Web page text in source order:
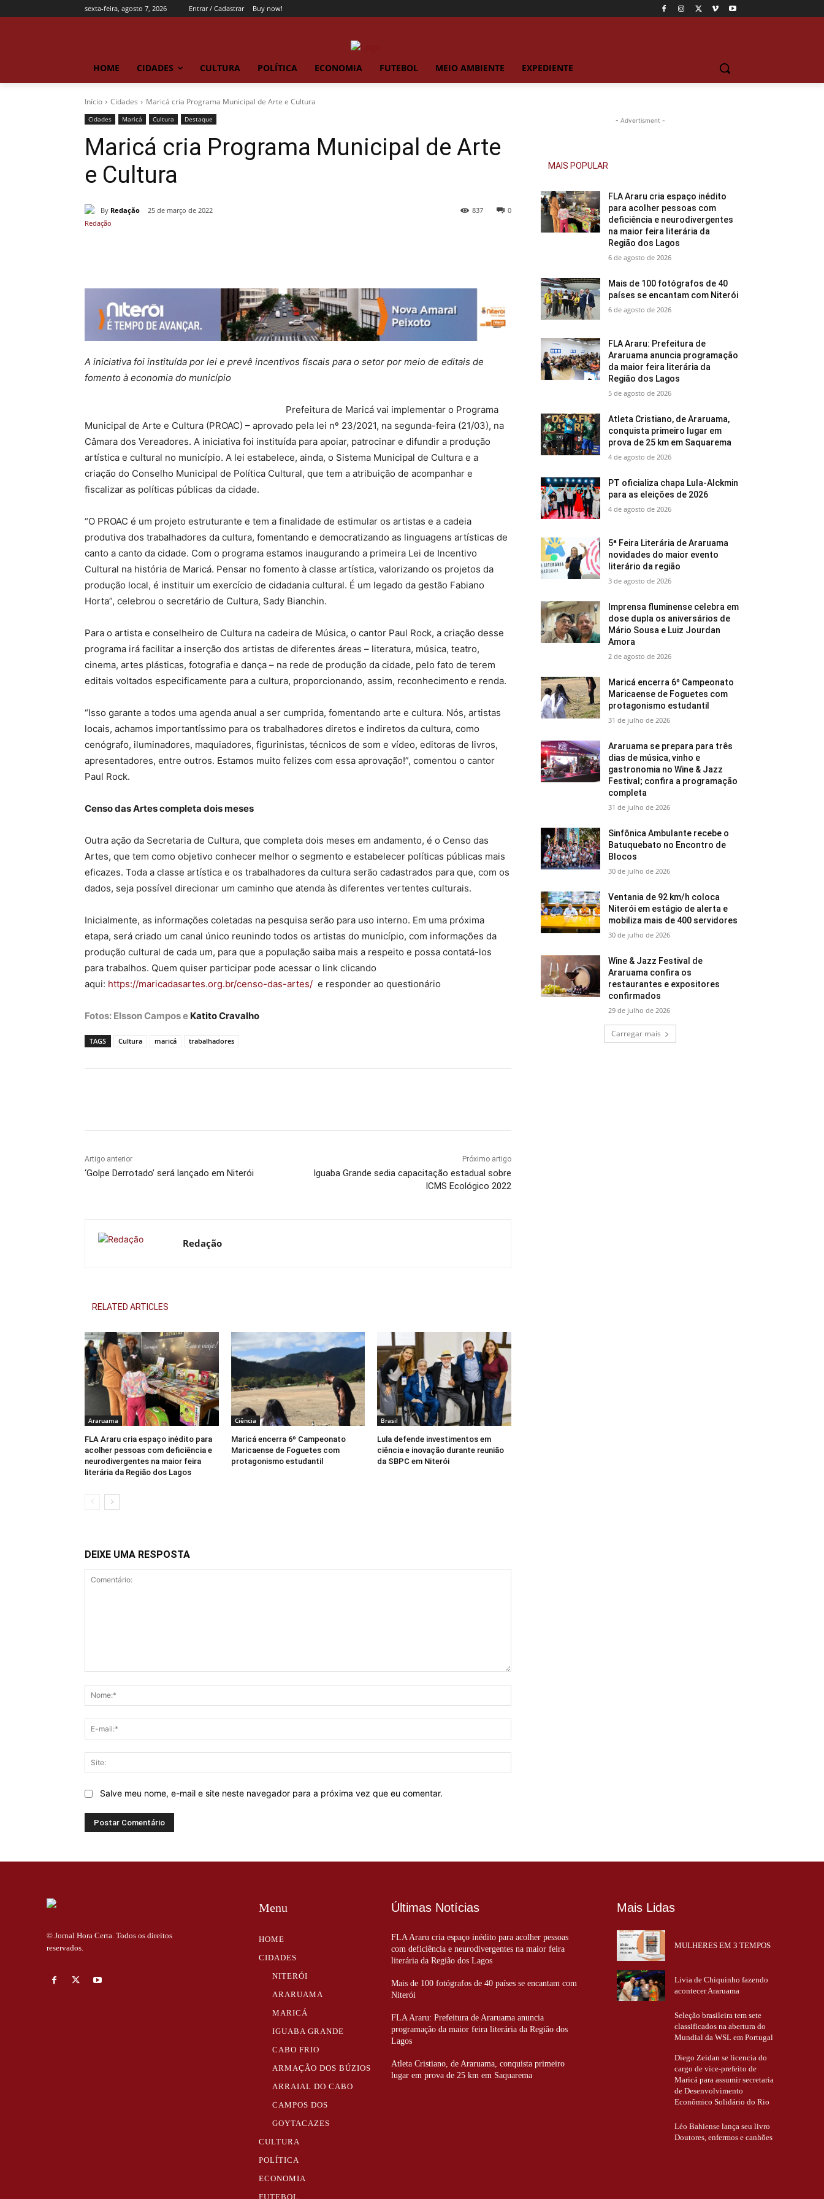
sexta-feira, agosto 7, 2026 Entrar / Cadastrar Buy now!
HOME CIDADES CULTURA POLÍTICA ECONOMIA FUTEBOL MEIO AMBIENTE EXPEDIENTE
Início Cidades Maricá cria Programa Municipal de Arte e Cultura
Cidades Maricá Cultura Destaque
Maricá cria Programa Municipal de Arte
e Cultura
By Redação 25 de março de 2022 0
837
A iniciativa foi instituída por lei e prevê incentivos fiscais para o setor por meio de editais de
fomento à economia do município
Prefeitura de Maricá vai implementar o Programa
Municipal de Arte e Cultura (PROAC) – aprovado pela lei nº 23/2021, na segunda-feira (21/03), na
Câmara dos Vereadores. A iniciativa foi instituída para apoiar, patrocinar e difundir a produção
artística e cultural no município. A lei estabelece, ainda, o Sistema Municipal de Cultura e a
criação do Conselho Municipal de Política Cultural, que tem a atribuição de acompanhar e
fiscalizar as políticas públicas da cidade.
“O PROAC é um projeto estruturante e tem a finalidade de estimular os artistas e a cadeia
produtiva dos trabalhadores da cultura, fomentando e democratizando as linguagens artísticas de
canto a canto da cidade. Com o programa estamos inaugurando a primeira Lei de Incentivo
Cultural na história de Maricá. Pensar no fomento à classe artística, valorizando os projetos da
produção local, é instituir um exercício de cidadania cultural. É um legado da gestão Fabiano
Horta”, celebrou o secretário de Cultura, Sady Bianchin.
Para o artista e conselheiro de Cultura na cadeira de Música, o cantor Paul Rock, a criação desse
programa irá facilitar a inserção dos artistas de diferentes áreas – literatura, música, teatro,
cinema, artes plásticas, fotografia e dança – na rede de produção da cidade, pelo fato de terem
editais voltados especificamente para a cultura, proporcionando, assim, reconhecimento e renda.
“Isso garante a todos uma agenda anual a ser cumprida, fomentando arte e cultura. Nós, artistas
locais, achamos importantíssimo para os trabalhadores diretos e indiretos da cultura, como
cenógrafo, iluminadores, maquiadores, figurinistas, técnicos de som e vídeo, editoras de livros,
apresentadores, entre outros. Estamos muito felizes com essa aprovação!”, comentou o cantor
Paul Rock.
Censo das Artes completa dois meses
Outra ação da Secretaria de Cultura, que completa dois meses em andamento, é o Censo das
Artes, que tem como objetivo conhecer melhor o segmento e estabelecer políticas públicas mais
eficazes. Toda a classe artística e os trabalhadores da cultura serão cadastrados para que, com os
dados, seja possível direcionar um caminho que atenda às diferentes vertentes culturais.
Inicialmente, as informações coletadas na pesquisa serão para uso interno. Em uma próxima
etapa, será criado um canal único reunindo todos os artistas do município, com informações da
produção cultural de cada um, para que a população saiba mais a respeito e possa contatá-los
para trabalhos. Quem quiser participar pode acessar o link clicando
aqui: https://maricadasartes.org.br/censo-das-artes/ e responder ao questionário
Fotos: Elsson Campos e Katito Cravalho
TAGS Cultura maricá trabalhadores
Artigo anterior
‘Golpe Derrotado’ será lançado em Niterói
Próximo artigo
Iguaba Grande sedia capacitação estadual sobre
ICMS Ecológico 2022
Redação
RELATED ARTICLES
Araruama
FLA Araru cria espaço inédito para
acolher pessoas com deficiência e
neurodivergentes na maior feira
literária da Região dos Lagos
Ciência
Maricá encerra 6º Campeonato
Maricaense de Foguetes com
protagonismo estudantil
Brasil
Lula defende investimentos em
ciência e inovação durante reunião
da SBPC em Niterói
DEIXE UMA RESPOSTA
mail:*
Salve meu nome, e-mail e site neste navegador para a próxima vez que eu comentar.
- Advertisment -
MAIS POPULAR
FLA Araru cria espaço inédito
para acolher pessoas com
deficiência e neurodivergentes
na maior feira literária da
Região dos Lagos
6 de agosto de 2026
Mais de 100 fotógrafos de 40
países se encantam com Niterói
6 de agosto de 2026
FLA Araru: Prefeitura de
Araruama anuncia programação
da maior feira literária da
Região dos Lagos
5 de agosto de 2026
Atleta Cristiano, de Araruama,
conquista primeiro lugar em
prova de 25 km em Saquarema
4 de agosto de 2026
PT oficializa chapa Lula-Alckmin
para as eleições de 2026
4 de agosto de 2026
5ª Feira Literária de Araruama
novidades do maior evento
literário da região
3 de agosto de 2026
Imprensa fluminense celebra em
dose dupla os aniversários de
Mário Sousa e Luiz Jourdan
Amora
2 de agosto de 2026
Maricá encerra 6º Campeonato
Maricaense de Foguetes com
protagonismo estudantil
31 de julho de 2026
Araruama se prepara para três
dias de música, vinho e
gastronomia no Wine & Jazz
Festival; confira a programação
completa
31 de julho de 2026
Sinfônica Ambulante recebe o
Batuquebato no Encontro de
Blocos
30 de julho de 2026
Ventania de 92 km/h coloca
Niterói em estágio de alerta e
mobiliza mais de 400 servidores
30 de julho de 2026
Wine & Jazz Festival de
Araruama confira os
restaurantes e expositores
confirmados
29 de julho de 2026
Carregar mais
© Jornal Hora Certa. Todos os direitos
reservados.
Menu
HOME
CIDADES
NITERÓI
ARARUAMA
MARICÁ
IGUABA GRANDE
CABO FRIO
ARMAÇÃO DOS BÚZIOS
ARRAIAL DO CABO
CAMPOS DOS
GOYTACAZES
CULTURA
POLÍTICA
ECONOMIA
FUTEBOL
Últimas Notícias
FLA Araru cria espaço inédito para acolher pessoas
com deficiência e neurodivergentes na maior feira
literária da Região dos Lagos
Mais de 100 fotógrafos de 40 países se encantam com
Niterói
FLA Araru: Prefeitura de Araruama anuncia
programação da maior feira literária da Região dos
Lagos
Atleta Cristiano, de Araruama, conquista primeiro
lugar em prova de 25 km em Saquarema
Mais Lidas
MULHERES EM 3 TEMPOS
Livia de Chiquinho fazendo
acontecer Araruama
Seleção brasileira tem sete
classificados na abertura do
Mundial da WSL em Portugal
Diego Zeidan se licencia do
cargo de vice-prefeito de
Maricá para assumir secretaria
de Desenvolvimento
Econômico Solidário do Rio
Léo Bahiense lança seu livro
Doutores, enfermos e canhões